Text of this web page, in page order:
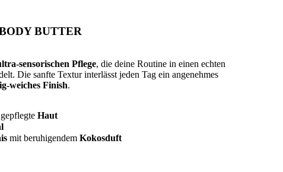
BUTTER
sensorischen Pflege, die deine Routine in einen echten
Die sanfte Textur interlässt jeden Tag ein angenehmes
weiches Finish.
gepflegte Haut
mit beruhigendem Kokosduft